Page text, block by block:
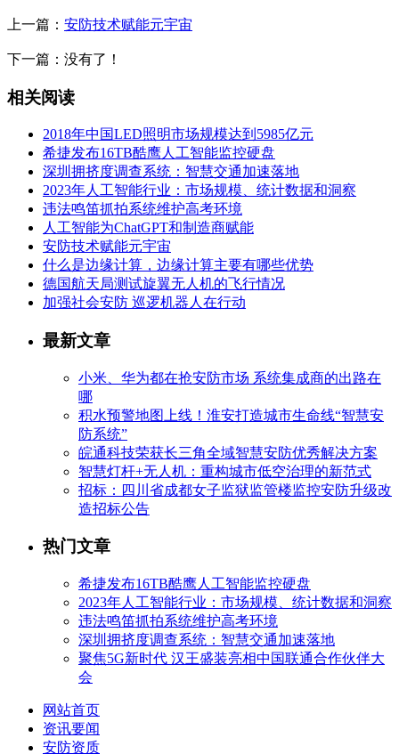
上一篇： 安防技术赋能元宇宙
下一篇：没有了！
相关阅读
2018年中国LED照明市场规模达到5985亿元
希捷发布16TB酷鹰人工智能监控硬盘
深圳拥挤度调查系统：智慧交通加速落地
2023年人工智能行业：市场规模、统计数据和洞察
违法鸣笛抓拍系统维护高考环境
人工智能为ChatGPT和制造商赋能
安防技术赋能元宇宙
什么是边缘计算，边缘计算主要有哪些优势
德国航天局测试旋翼无人机的飞行情况
加强社会安防 巡逻机器人在行动
最新文章
小米、华为都在抢安防市场 系统集成商的出路在
哪
积水预警地图上线！淮安打造城市生命线“智慧安
防系统”
皖通科技荣获长三角全域智慧安防优秀解决方案
智慧灯杆+无人机：重构城市低空治理的新范式
招标：四川省成都女子监狱监管楼监控安防升级改
造招标公告
热门文章
希捷发布16TB酷鹰人工智能监控硬盘
2023年人工智能行业：市场规模、统计数据和洞察
违法鸣笛抓拍系统维护高考环境
深圳拥挤度调查系统：智慧交通加速落地
聚焦5G新时代 汉王盛装亮相中国联通合作伙伴大
会
网站首页
资讯要闻
安防资质